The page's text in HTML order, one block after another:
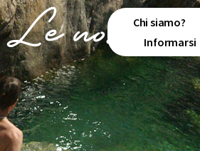
Chi siamo?
Informarsi
Le nostre